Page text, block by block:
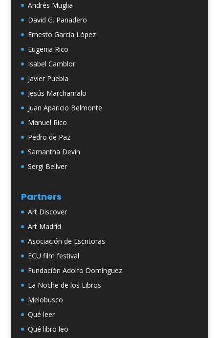
Andrés Muglia
David G. Panadero
Ernesto García López
Eugenia Rico
Isabel Camblor
Javier Puebla
Jesús Marchamalo
Juan Aparicio Belmonte
Manuel Rico
Pedro de Paz
Samantha Devin
Sergi Bellver
Partners
Art Discover
Art Madrid
Asociación de Escritoras
ECU film festival
Fundación Adolfo Domínguez
La Noche de los Libros
Melobusco
Qué leer
Qué libro leo